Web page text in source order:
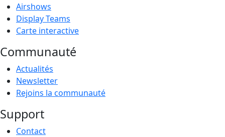
Airshows
Display Teams
Carte interactive
Communauté
Actualités
Newsletter
Rejoins la communauté
Support
Contact